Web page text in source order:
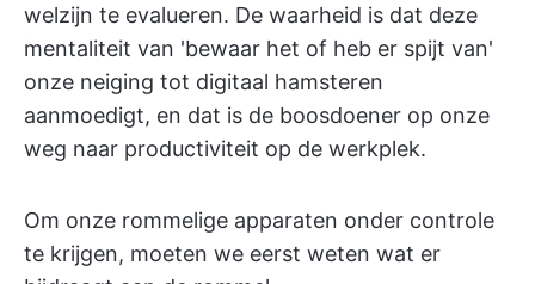
welzijn te evalueren. De waarheid is dat deze
mentaliteit van 'bewaar het of heb er spijt van'
onze neiging tot digitaal hamsteren
aanmoedigt, en dat is de boosdoener op onze
weg naar productiviteit op de werkplek.
Om onze rommelige apparaten onder controle
te krijgen, moeten we eerst weten wat er